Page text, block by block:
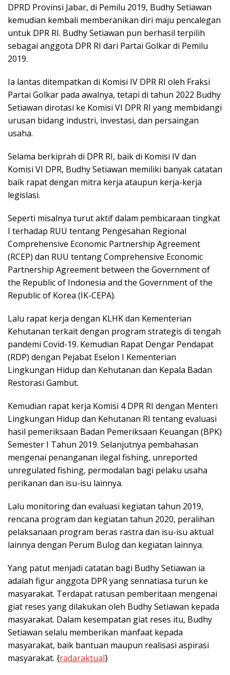
DPRD Provinsi Jabar, di Pemilu 2019, Budhy Setiawan
kemudian kembali memberanikan diri maju pencalegan
untuk DPR RI. Budhy Setiawan pun berhasil terpilih
sebagai anggota DPR RI dari Partai Golkar di Pemilu
2019.
Ia lantas ditempatkan di Komisi IV DPR RI oleh Fraksi
Partai Golkar pada awalnya, tetapi di tahun 2022 Budhy
Setiawan dirotasi ke Komisi VI DPR RI yang membidangi
urusan bidang industri, investasi, dan persaingan
usaha.
Selama berkiprah di DPR RI, baik di Komisi IV dan
Komisi VI DPR, Budhy Setiawan memiliki banyak catatan
baik rapat dengan mitra kerja ataupun kerja-kerja
legislasi.
Seperti misalnya turut aktif dalam pembicaraan tingkat
I terhadap RUU tentang Pengesahan Regional
Comprehensive Economic Partnership Agreement
(RCEP) dan RUU tentang Comprehensive Economic
Partnership Agreement between the Government of
the Republic of Indonesia and the Government of the
Republic of Korea (IK-CEPA).
Lalu rapat kerja dengan KLHK dan Kementerian
Kehutanan terkait dengan program strategis di tengah
pandemi Covid-19. Kemudian Rapat Dengar Pendapat
(RDP) dengan Pejabat Eselon I Kementerian
Lingkungan Hidup dan Kehutanan dan Kepala Badan
Restorasi Gambut.
Kemudian rapat kerja Komisi 4 DPR RI dengan Menteri
Lingkungan Hidup dan Kehutanan RI tentang evaluasi
hasil pemeriksaan Badan Pemeriksaan Keuangan (BPK)
Semester I Tahun 2019. Selanjutnya pembahasan
mengenai penanganan ilegal fishing, unreported
unregulated fishing, permodalan bagi pelaku usaha
perikanan dan isu-isu lainnya.
Lalu monitoring dan evaluasi kegiatan tahun 2019,
rencana program dan kegiatan tahun 2020, peralihan
pelaksanaan program beras rastra dan isu-isu aktual
lainnya dengan Perum Bulog dan kegiatan lainnya.
Yang patut menjadi catatan bagi Budhy Setiawan ia
adalah figur anggota DPR yang sennatiasa turun ke
masyarakat. Terdapat ratusan pemberitaan mengenai
giat reses yang dilakukan oleh Budhy Setiawan kepada
masyarakat. Dalam kesempatan giat reses itu, Budhy
Setiawan selalu memberikan manfaat kepada
masyarakat, baik bantuan maupun realisasi aspirasi
masyarakat. {radaraktual}